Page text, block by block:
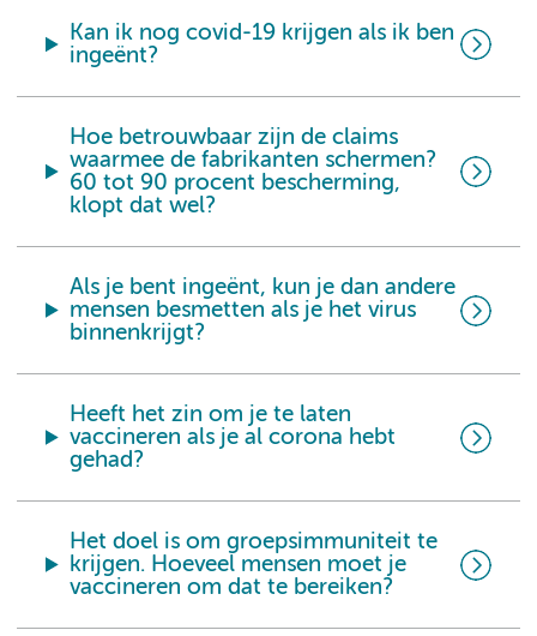
Kan ik nog covid-19 krijgen als ik ben
ingeënt?
Hoe betrouwbaar zijn de claims
waarmee de fabrikanten schermen?
60 tot 90 procent bescherming,
klopt dat wel?
Als je bent ingeënt, kun je dan andere
mensen besmetten als je het virus
binnenkrijgt?
Heeft het zin om je te laten
vaccineren als je al corona hebt
gehad?
Het doel is om groepsimmuniteit te
krijgen. Hoeveel mensen moet je
vaccineren om dat te bereiken?